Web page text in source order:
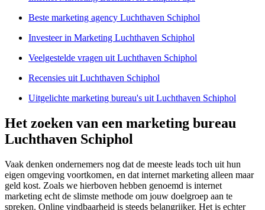
Beste marketing agency Luchthaven Schiphol
Investeer in Marketing Luchthaven Schiphol
Veelgestelde vragen uit Luchthaven Schiphol
Recensies uit Luchthaven Schiphol
Uitgelichte marketing bureau's uit Luchthaven Schiphol
Het zoeken van een marketing bureau
Luchthaven Schiphol
Vaak denken ondernemers nog dat de meeste leads toch uit hun
eigen omgeving voortkomen, en dat internet marketing alleen maar
geld kost. Zoals we hierboven hebben genoemd is internet
marketing echt de slimste methode om jouw doelgroep aan te
spreken. Online vindbaarheid is steeds belangrijker. Het is echter